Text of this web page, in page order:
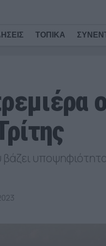
ΤΟΠΙΚΑ